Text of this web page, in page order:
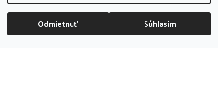
Odmietnuť Súhlasím
DOPRAVA ZADARMO NAD 70 EUR